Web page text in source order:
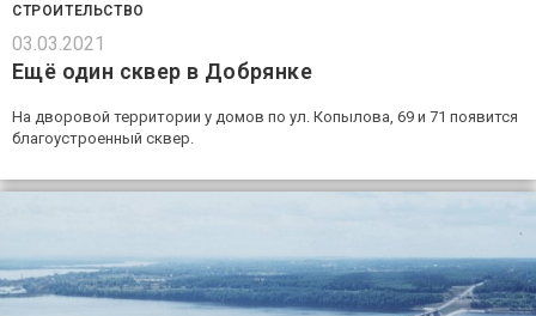
СТРОИТЕЛЬСТВО
03.03.2021
Ещё один сквер в Добрянке
На дворовой территории у домов по ул. Копылова, 69 и 71 появится
благоустроенный сквер.